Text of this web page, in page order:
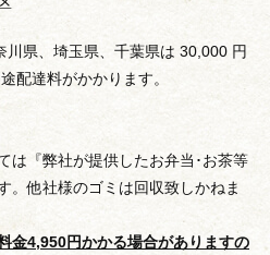
川県、埼玉県、千葉県は 30,000 円
配達料がかかります。
は『弊社が提供したお弁当･お茶等
。他社様のゴミは回収致しかねま
金4,950円かかる場合がありますの